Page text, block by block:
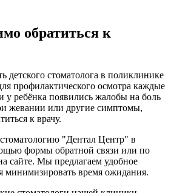
обратиться к
детского стоматолога в поликлинике
профилактического осмотра каждые
у ребёнка появились жалобы на боль
жевании или другие симптомы,
к врачу.
"Дентал Центр" в
формы обратной связи или по
сайте. Мы предлагаем удобное
минимизировать время ожидания.